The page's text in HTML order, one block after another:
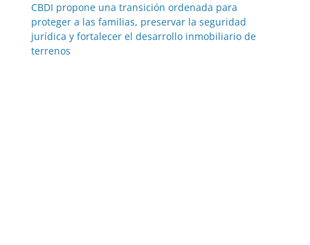
CBDI propone una transición ordenada para
proteger a las familias, preservar la seguridad
jurídica y fortalecer el desarrollo inmobiliario de
terrenos